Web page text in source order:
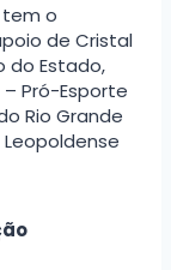
tem o
de Cristal
do Estado,
Pró-Esporte
Rio Grande